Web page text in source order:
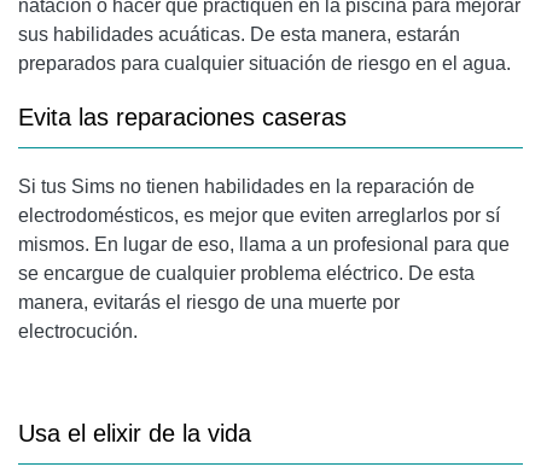
natación o hacer que practiquen en la piscina para mejorar
sus habilidades acuáticas. De esta manera, estarán
preparados para cualquier situación de riesgo en el agua.
Evita las reparaciones caseras
Si tus Sims no tienen habilidades en la reparación de
electrodomésticos, es mejor que eviten arreglarlos por sí
mismos. En lugar de eso, llama a un profesional para que
se encargue de cualquier problema eléctrico. De esta
manera, evitarás el riesgo de una muerte por
electrocución.
Usa el elixir de la vida